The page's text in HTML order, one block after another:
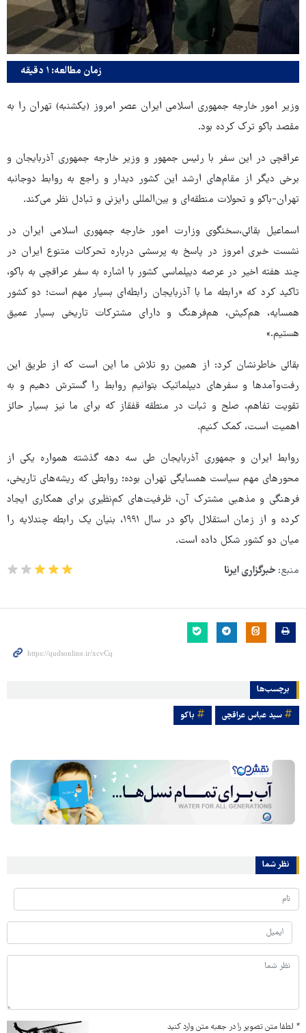
زمان مطالعه: ۱ دقیقه
وزیر امور خارجه جمهوری اسلامی ایران عصر امروز (یکشنبه) تهران را به
مقصد باکو ترک کرده بود.
عراقچی در این سفر با رئیس جمهور و وزیر خارجه جمهوری آذربایجان و
برخی دیگر از مقام‌های ارشد این کشور دیدار و راجع به روابط دوجانبه
تهران-باکو و تحولات منطقه‌ای و بین‌المللی رایزنی و تبادل نظر می‌کند.
اسماعیل بقائی،سخنگوی وزارت امور خارجه جمهوری اسلامی ایران در
نشست خبری امروز در پاسخ به پرسشی درباره تحرکات متنوع ایران در
چند هفته اخیر در عرصه دیپلماسی کشور با اشاره به سفر عراقچی به باکو،
تاکید کرد که «رابطه ما با آذربایجان رابطه‌ای بسیار مهم است؛ دو کشور
همسایه، هم‌کیش، هم‌فرهنگ و دارای مشترکات تاریخی بسیار عمیق
هستیم.»
بقائی خاطرنشان کرد: از همین رو تلاش ما این است که از طریق این
رفت‌وآمدها و سفرهای دیپلماتیک بتوانیم روابط را گسترش دهیم و به
تقویت تفاهم، صلح و ثبات در منطقه قفقاز که برای ما نیز بسیار حائز
اهمیت اسـت، کمک کنیم.
روابط ایران و جمهوری آذربایجان طی سه دهه گذشته همواره یکی از
محورهای مهم سیاست همسایگی تهران بوده؛ روابطی که ریشه‌های تاریخی،
فرهنگی و مذهبی مشترک آن، ظرفیت‌های کم‌نظیری برای همکاری ایجاد
کرده و از زمان استقلال باکو در سال ۱۹۹۱، بنیان یک رابطه چندلایه را
میان دو کشور شکل داده است.
منبع: خبرگزاری ایرنا
برچسب‌ها
سید عباس عراقچی باکو
نظر شما
* لطفا متن تصویر را در جعبه متن وارد کنید